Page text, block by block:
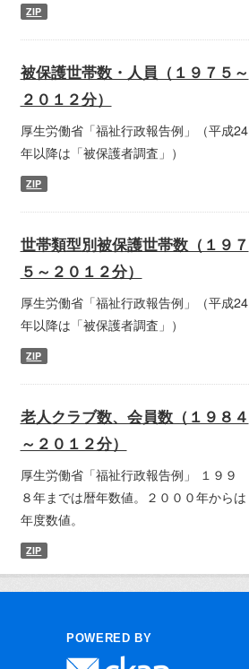
ZIP
被保護世帯数・人員（１９７５～
２０１２分）
厚生労働省「福祉行政報告例」（平成24
年以降は「被保護者調査」）
ZIP
世帯類型別被保護世帯数（１９７
５～２０１２分）
厚生労働省「福祉行政報告例」（平成24
年以降は「被保護者調査」）
ZIP
老人クラブ数、会員数（１９８４
～２０１２分）
厚生労働省「福祉行政報告例」 １９９
８年までは暦年数値。２０００年からは
年度数値。
ZIP
POWERED BY